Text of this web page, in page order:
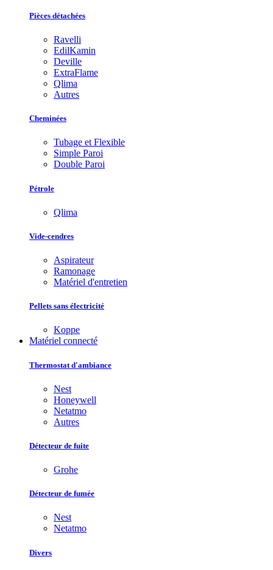
Pièces détachées
Ravelli
EdilKamin
Deville
ExtraFlame
Qlima
Autres
Cheminées
Tubage et Flexible
Simple Paroi
Double Paroi
Pétrole
Qlima
Vide-cendres
Aspirateur
Ramonage
Matériel d'entretien
Pellets sans électricité
Koppe
Matériel connecté
Thermostat d'ambiance
Nest
Honeywell
Netatmo
Autres
Détecteur de fuite
Grohe
Détecteur de fumée
Nest
Netatmo
Divers